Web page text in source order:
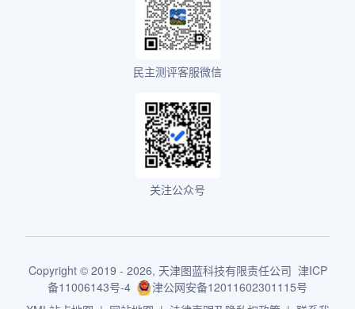
民主测评客服微信
关注公众号
Copyright © 2019 - 2026, 天津图蓝科技有限责任公司 津ICP
备11006143号-4
津公网安备12011602301115号